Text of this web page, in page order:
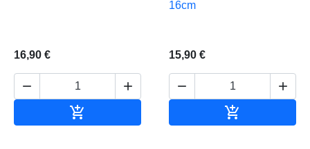
16,90 €
 

16cm
15,90 €
 
